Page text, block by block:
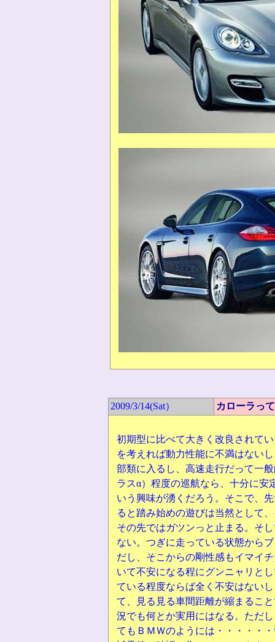
2009/3/14(Sat） カローラっ
初期型に比べて大きく改良されて
を考えれば動力性能に不満はない
部類に入るし、高速走行だって一
ラスα）程度の巡航なら、十分に安
いう興味が湧くだろう。そこで、
ると踏み始めの遊びは当然として
その先ではガツンっと止まる。そ
ない。つぎに走っている状態から
だし、そこからの剛性感もイマイ
いて不安になる程にグンニャリと
ている程度ならば全く不安はない
て、見る見る車間距離が縮まるこ
況でも何とか実用にはなる。ただ
てもＢＭＷのようには・・・・・